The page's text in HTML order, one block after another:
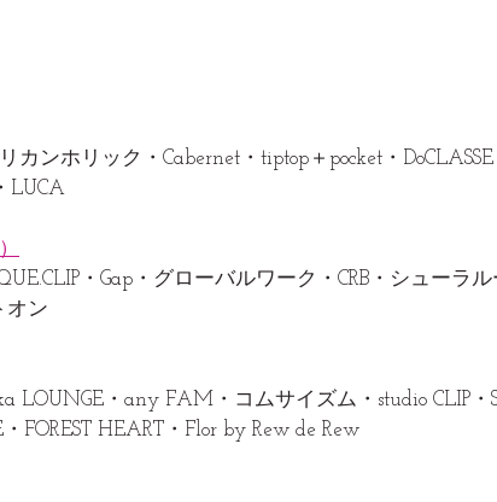
カンホリック・Cabernet・tiptop＋pocket・DoCLASSE
LUCA
・Gap・グローバルワーク・CRB・シューラ
オン
LOUNGE・any FAM・コムサイズム・studio CLIP・
FOREST HEART・Flor by Rew de Rew